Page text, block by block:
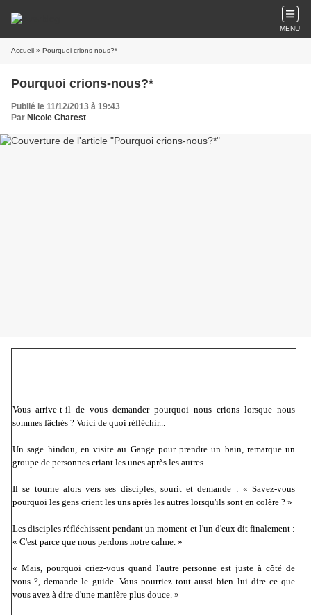
MENU
Accueil » Pourquoi crions-nous?*
Pourquoi crions-nous?*
Publié le 11/12/2013 à 19:43
Par Nicole Charest
Vous arrive-t-il de vous demander pourquoi nous crions lorsque nous
sommes fâchés ? Voici de quoi réfléchir...
Un sage hindou, en visite au Gange pour prendre un bain, remarque un
groupe de personnes criant les unes après les autres.
Il se tourne alors vers ses disciples, sourit et demande : « Savez-vous
pourquoi les gens crient les uns après les autres lorsqu'ils sont en colère ? »
Les disciples réfléchissent pendant un moment et l'un d'eux dit finalement :
« C'est parce que nous perdons notre calme. »
« Mais, pourquoi criez-vous quand l'autre personne est juste à côté de
vous ?, demande le guide. Vous pourriez tout aussi bien lui dire ce que
vous avez à dire d'une manière plus douce. »